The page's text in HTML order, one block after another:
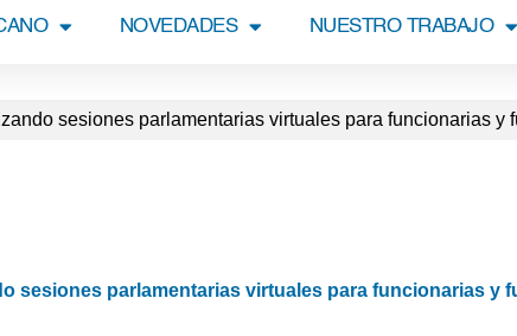
NOVEDADES NUESTRO TRABAJO
sesiones parlamentarias virtuales para funcionarias y
sesiones parlamentarias virtuales para funcionarias y